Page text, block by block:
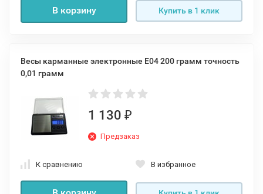
В корзину Купить в 1 клик
Весы карманные электронные E04 200 грамм точность
0,01 грамм
1 130 ₽
Предзаказ
К сравнению В избранное